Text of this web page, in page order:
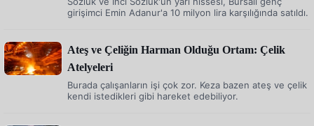
girişimci Emin Adanur'a 10 milyon lira karşılığında satıldı.
Ateş ve Çeliğin Harman Olduğu Ortam: Çelik
Atelyeleri
Burada çalışanların işi çok zor. Keza bazen ateş ve çelik
kendi istedikleri gibi hareket edebiliyor.